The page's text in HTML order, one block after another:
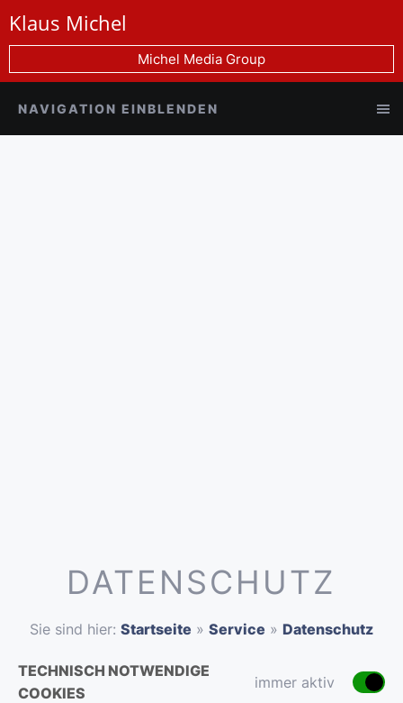
Klaus Michel
Michel Media Group
NAVIGATION EINBLENDEN
DATENSCHUTZ
Sie sind hier: Startseite » Service » Datenschutz
TECHNISCH NOTWENDIGE
COOKIES
immer aktiv